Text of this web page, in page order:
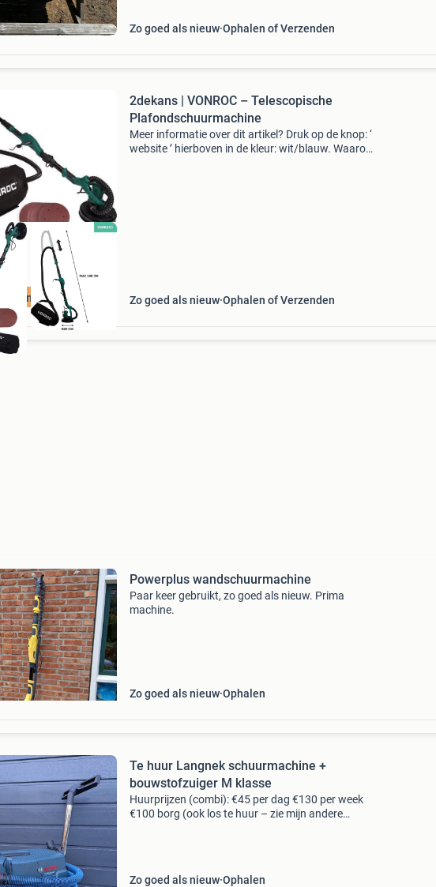
Zo goed als nieuw Ophalen of Verzenden
Deal
2dekans | VONROC – Telescopische
Plafondschuurmachine
Meer informatie over dit artikel? Druk op de knop: ‘
website ’ hierboven in de kleur: wit/blauw. Waarom
Zo goed als nieuw Ophalen of Verzenden
Powerplus wandschuurmachine
Paar keer gebruikt, zo goed als nieuw. Prima
machine.
Zo goed als nieuw Ophalen
Te huur Langnek schuurmachine +
bouwstofzuiger M klasse
Huurprijzen (combi): €45 per dag €130 per week
€100 borg (ook los te huur – zie mijn andere
Zo goed als nieuw Ophalen